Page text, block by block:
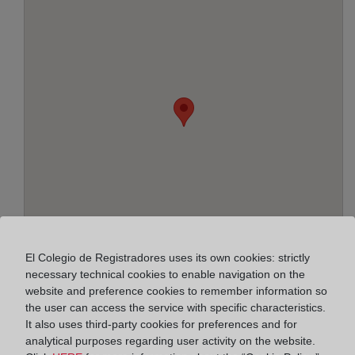
Address:
Plaza Julio Caro Baroja, 1 - 2º, 20018
Horario:
El Colegio de Registradores uses its own cookies: strictly
necessary technical cookies to enable navigation on the
website and preference cookies to remember information so
the user can access the service with specific characteristics.
It also uses third-party cookies for preferences and for
analytical purposes regarding user activity on the website.